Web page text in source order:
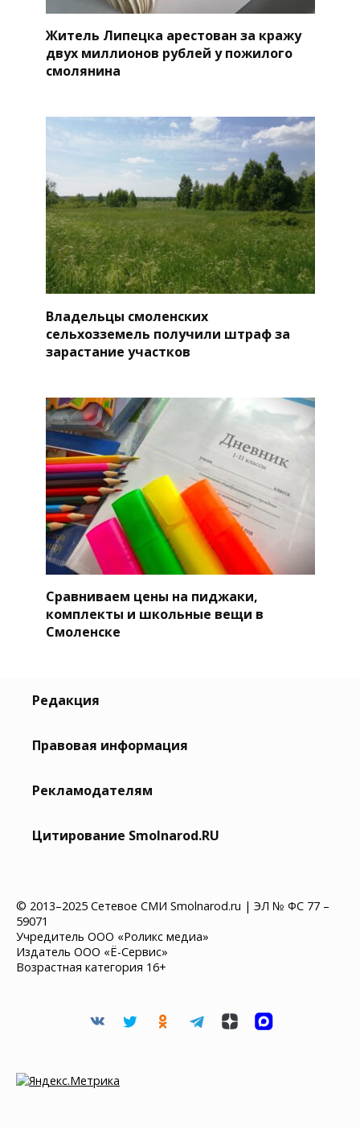
Житель Липецка арестован за кражу
двух миллионов рублей у пожилого
смолянина
Владельцы смоленских
сельхозземель получили штраф за
зарастание участков
Сравниваем цены на пиджаки,
комплекты и школьные вещи в
Смоленске
Редакция
Правовая информация
Рекламодателям
Цитирование Smolnarod.RU
© 2013–2025 Сетевое СМИ Smolnarod.ru | ЭЛ № ФС 77 –
59071
Учредитель ООО «Роликс медиа»
Издатель ООО «Ё-Сервис»
Возрастная категория 16+